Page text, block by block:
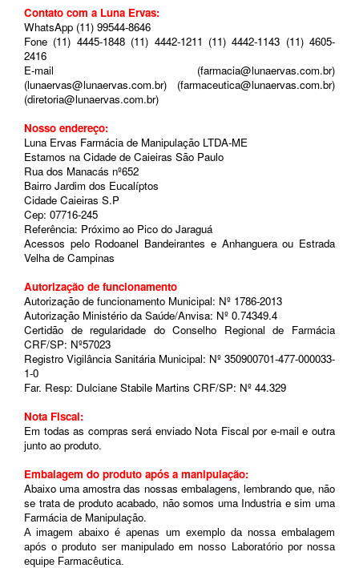
Contato com a Luna Ervas:
WhatsApp (11) 99544-8646
Fone (11) 4445-1848 (11) 4442-1211 (11) 4442-1143 (11) 4605-
2416
E-mail (farmacia@lunaervas.com.br)
(lunaervas@lunaervas.com.br) (farmaceutica@lunaervas.com.br)
(diretoria@lunaervas.com.br)
Nosso endereço:
Luna Ervas Farmácia de Manipulação LTDA-ME
Estamos na Cidade de Caieiras São Paulo
Rua dos Manacás nº652
Bairro Jardim dos Eucalíptos
Cidade Caieiras S.P
Cep: 07716-245
Referência: Próximo ao Pico do Jaraguá
Acessos pelo Rodoanel Bandeirantes e Anhanguera ou Estrada
Velha de Campinas
Autorização de funcionamento
Autorização de funcionamento Municipal: Nº 1786-2013
Autorização Ministério da Saúde/Anvisa: Nº 0.74349.4
Certidão de regularidade do Conselho Regional de Farmácia
CRF/SP: Nº57023
Registro Vigilância Sanitária Municipal: Nº 350900701-477-000033-
1-0
Far. Resp: Dulciane Stabile Martins CRF/SP: Nº 44.329
Nota Fiscal:
Em todas as compras será enviado Nota Fiscal por e-mail e outra
junto ao produto.
Embalagem do produto após a manipulação:
Abaixo uma amostra das nossas embalagens, lembrando que, não
se trata de produto acabado, não somos uma Industria e sim uma
Farmácia de Manipulação.
A imagem abaixo é apenas um exemplo da nossa embalagem
após o produto ser manipulado em nosso Laboratório por nossa
equipe Farmacêutica.